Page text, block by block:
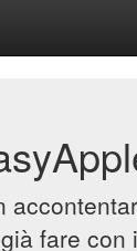
fare con